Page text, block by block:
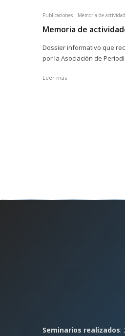
Publicaciones Memoria de
Memoria de
Dossier informativo que
por la Asociación de
Leer más
Seminarios realizados: